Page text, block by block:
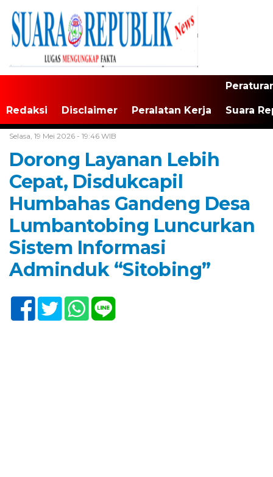
Redaksi Disclaimer Peralatan Kerja Suara
Selasa, 19 Mei 2026 - 19:46 WIB
Dorong Layanan Lebih
Cepat, Disdukcapil
Humbahas Gandeng Desa
Lumbantobing Luncurkan
Sistem Informasi
Adminduk “Sitobing”